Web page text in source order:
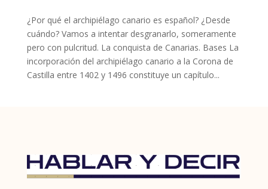
¿Por qué el archipiélago canario es español? ¿Desde
cuándo? Vamos a intentar desgranarlo, someramente
pero con pulcritud. La conquista de Canarias. Bases La
incorporación del archipiélago canario a la Corona de
Castilla entre 1402 y 1496 constituye un capítulo...